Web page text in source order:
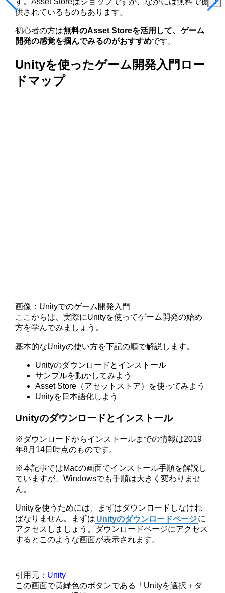
供されているものもあります。
初心者の方は無料のAsset Storeを活用して、ゲーム
開発の感覚を掴んでみるのがおすすめです。
Unityを使ったゲーム開発入門ロー
ドマップ
画像：Unityでのゲーム開発入門
ここからは、実際にUnityを使ってゲーム開発の始め
方を学んでみましょう。
基本的なUnityの使い方を下記の順で解説します。
Unityのダウンロードとインストール
サンプルを動かしてみよう
Asset Store（アセットストア）を使ってみよう
Unityを日本語化しよう
Unityのダウンロードとインストール
※ダウンロードからインストールまでの情報は2019
年8月14日時点のものです。
※本記事ではMacの画面でインストール手順を解説し
ていますが、Windowsでも手順は大きく変わりませ
ん。
Unityを使うためには、まずはダウンロードしなけれ
ばなりません。まずは Unityのダウンロードページに
アクセスしましょう。ダウンロードページにアクセス
するとこのような画面が表示されます。
引用元： Unity
この画面で黄緑色のボタンである「Unityを選択＋ダ